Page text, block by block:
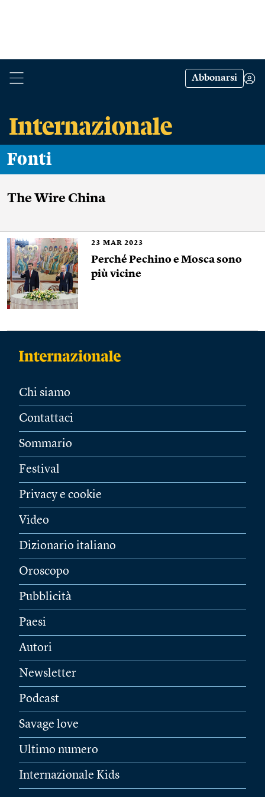
Abbonarsi
Fonti
The Wire China
23 MAR 2023
Perché Pechino e Mosca sono
più vicine
Chi siamo
Contattaci
Sommario
Festival
Privacy e cookie
Video
Dizionario italiano
Oroscopo
Pubblicità
Paesi
Autori
Newsletter
Podcast
Savage love
Ultimo numero
Internazionale Kids